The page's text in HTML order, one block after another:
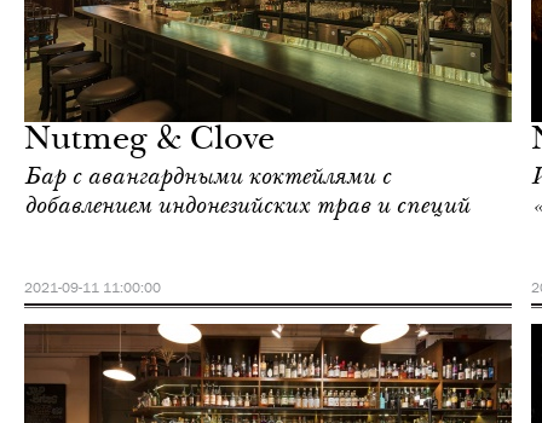
Nutmeg & Clove
Бар с авангардными коктейлями с
добавлением индонезийских трав и специй
2021-09-11 11:00:00
жизнь